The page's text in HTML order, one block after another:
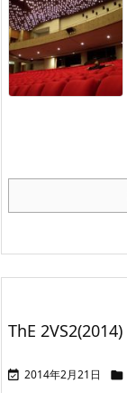
ThE 2VS2(2014)
 2014年2月21日 